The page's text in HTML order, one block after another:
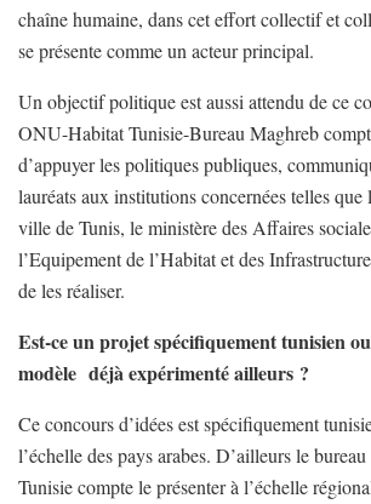
chaîne humaine, dans cet effort collectif et
se présente comme un acteur principal.
Un objectif politique est aussi attendu de ce
ONU-Habitat Tunisie-Bureau Maghreb
d’appuyer les politiques publiques,
lauréats aux institutions concernées telles
ville de Tunis, le ministère des Affaires
l’Equipement de l’Habitat et des
de les réaliser.
Est-ce un projet spécifiquement tunisien
modèle déjà expérimenté ailleurs ?
Ce concours d’idées est spécifiquement
l’échelle des pays arabes. D’ailleurs le
Tunisie compte le présenter à l’échelle